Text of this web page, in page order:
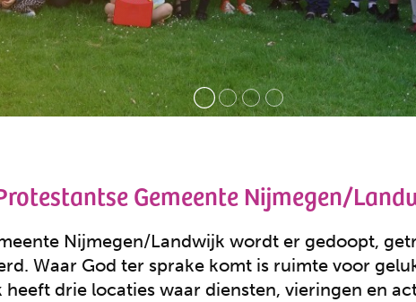
Gemeente Nijmegen/
Nijmegen/Landwijk wordt er gedoopt,
Waar God ter sprake komt is ruimte voor
heeft drie locaties waar diensten, vieringen en